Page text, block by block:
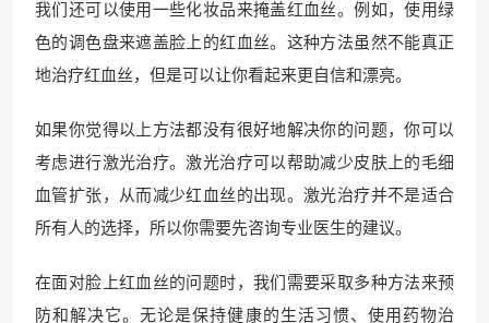
我们还可以使用一些化妆品来掩盖红血丝。例如，使用绿
色的调色盘来遮盖脸上的红血丝。这种方法虽然不能真正
地治疗红血丝，但是可以让你看起来更自信和漂亮。
如果你觉得以上方法都没有很好地解决你的问题，你可以
考虑进行激光治疗。激光治疗可以帮助减少皮肤上的毛细
血管扩张，从而减少红血丝的出现。激光治疗并不是适合
所有人的选择，所以你需要先咨询专业医生的建议。
在面对脸上红血丝的问题时，我们需要采取多种方法来预
防和解决它。无论是保持健康的生活习惯、使用药物治